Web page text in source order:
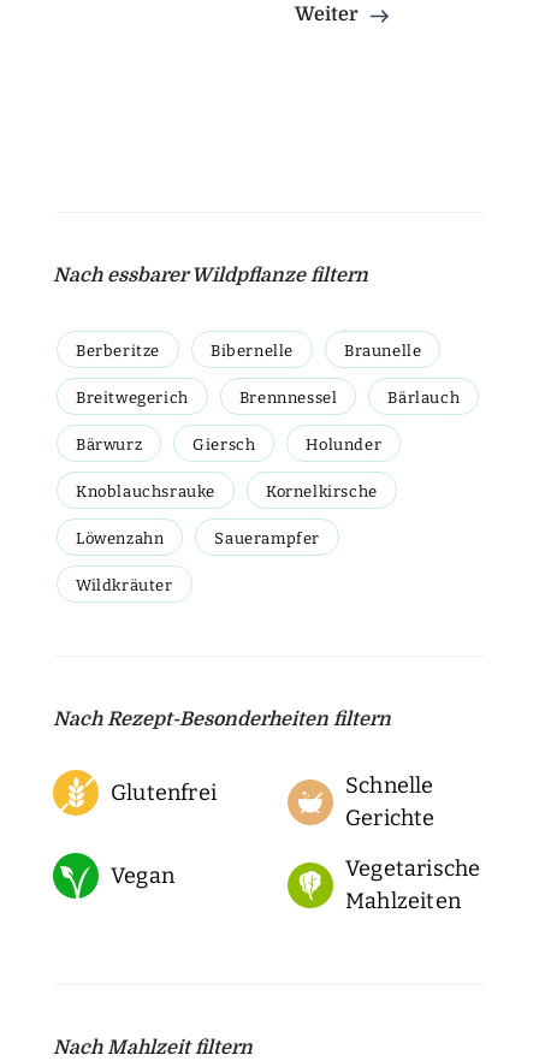
Weiter
Nach essbarer Wildpflanze filtern
Berberitze Bibernelle Braunelle
Breitwegerich Brennnessel Bärlauch
Bärwurz Giersch Holunder
Knoblauchsrauke Kornelkirsche
Löwenzahn Sauerampfer
Wildkräuter
Nach Rezept-Besonderheiten filtern
Glutenfrei
Schnelle
Gerichte
Vegan
Vegetarische
Mahlzeiten
Nach Mahlzeit filtern